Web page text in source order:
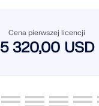
Cena pierwszej licencji
5 320,00 USD